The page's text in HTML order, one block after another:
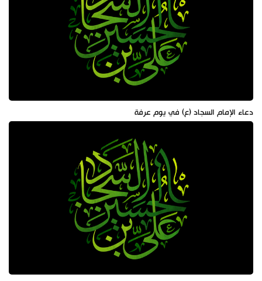
دعاء الإمام السجاد (ع) في يوم عرفة